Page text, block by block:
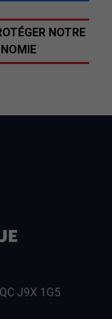
NOTRE
J9X 1G5